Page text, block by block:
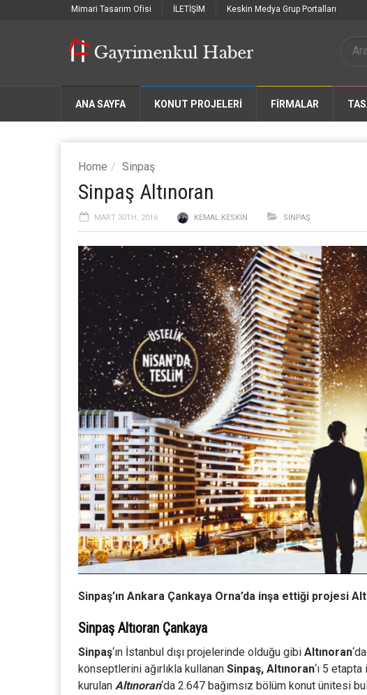
Mimari Tasarım Ofisi İLETİŞİM Keskin Medya Grup Portalları
ANA SAYFA KONUT PROJELERİ FIRMALAR
Home Sinpaş
Sinpaş Altınoran
MART 30TH, 2016 KEMAL KESKIN SINPAŞ
Sinpaş’ın Ankara Çankaya Orna’da inşa ettiği projesi
Sinpaş Altıoran Çankaya
Sinpaş‘ın İstanbul dışı projelerinde olduğu gibi Altınoran
konseptlerini ağırlıkla kullanan Sinpaş, Altınoran‘ı 5
kurulan Altınoran‘da 2.647 bağımsız bölüm konut ünitesi